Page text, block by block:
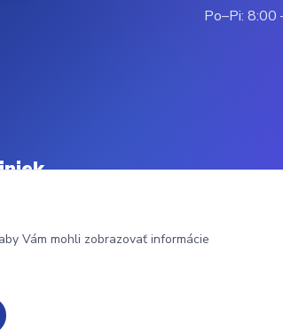
Po–Pi: 8:00
Vám mohli zobrazovať informácie